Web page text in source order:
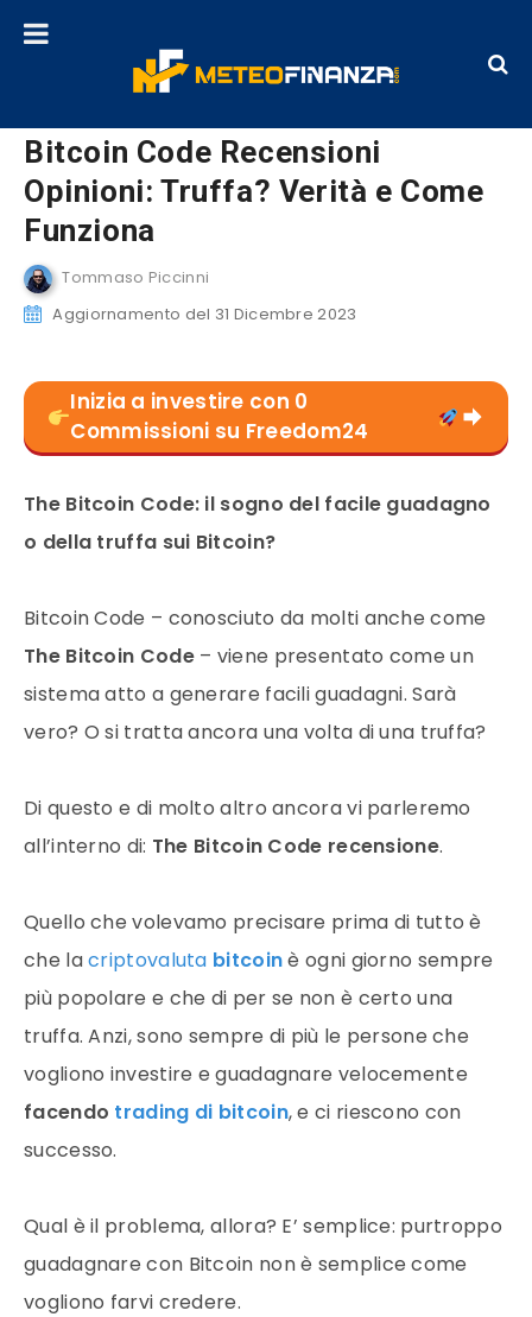
Bitcoin Code Recensioni
Opinioni: Truffa? Verità e Come
Funziona
Tommaso Piccinni
Aggiornamento del 31 Dicembre 2023
Inizia a investire con 0
Commissioni su Freedom24
The Bitcoin Code: il sogno del facile guadagno
o della truffa sui Bitcoin?
Bitcoin Code – conosciuto da molti anche come
The Bitcoin Code– viene presentato come un
sistema atto a generare facili guadagni. Sarà
vero? O si tratta ancora una volta di una truffa?
Di questo e di molto altro ancora vi parleremo
all’interno di: The Bitcoin Code recensione.
Quello che volevamo precisare prima di tutto è
che lacriptovaluta bitcoinè ogni giorno sempre
più popolare e che di per se non è certo una
truffa. Anzi, sono sempre di più le persone che
vogliono investire e guadagnare velocemente
facendo trading di bitcoin, e ci riescono con
successo.
Qual è il problema, allora? E’ semplice: purtroppo
guadagnare con Bitcoin non è semplice come
vogliono farvi credere.